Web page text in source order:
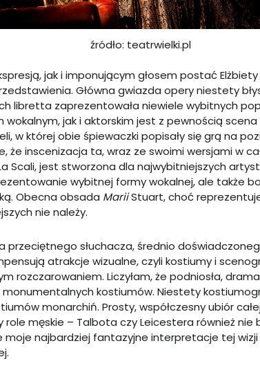
źródło: teatrwielki.pl
jak i imponującym głosem postać
Główna gwiazda opery niestety
libretta zaprezentowała niewiele wybitnych
wokalnym, jak i aktorskim jest z pewnością
w której obie śpiewaczki popisały się grą na
że inscenizacja ta, wraz ze swoimi wersjami w
Scali, jest stworzona dla najwybitniejszych
wybitnej formy wokalnej, ale także
Obecna obsada MariiStuart, choć
nie należy.
przeciętnego słuchacza, średnio
atrakcje wizualne, czyli kostiumy i
rozczarowaniem. Liczyłam, że podniosła,
kostiumów. Niestety
monarchiń. Prosty, współczesny ubiór
role męskie – Talbota czy Leicestera również nie
moje najbardziej fantazyjne interpretacje tej